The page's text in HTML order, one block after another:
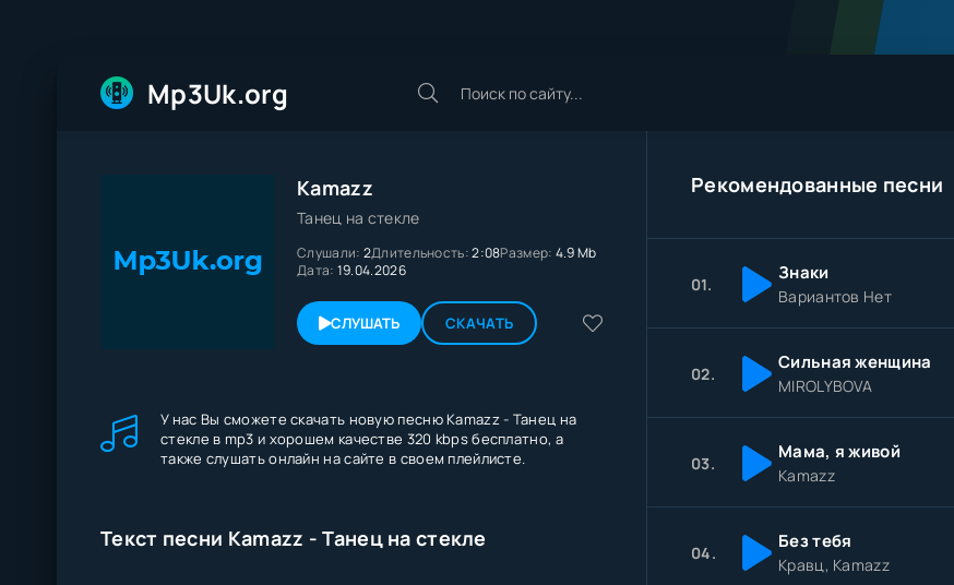
Mp3Uk.org
Kamazz
Танец на стекле
Слушали: 2Длительность:2:08Размер: 4.9 Mb
Дата: 19.04.2026
СЛУШАТЬ СКАЧАТЬ
У нас Вы сможете скачать новую песню Kamazz - Танец на
стекле в mp3 и хорошем качестве 320 kbps бесплатно, а
также слушать онлайн на сайте в своем плейлисте.
Текст песни Kamazz - Танец на стекле
Рекомендованные песни
01. Знаки
Вариантов Нет
02. Сильная женщина
MIROLYBOVA
03. Мама, я живой
Kamazz
04. Без тебя
Кравц, Kamazz